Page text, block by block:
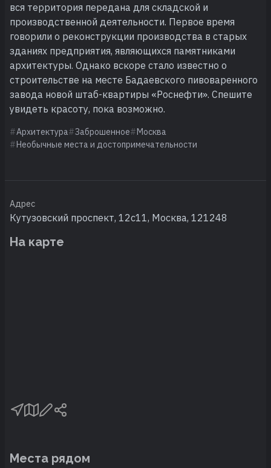
вся территория передана для складской и
производственной деятельности. Первое время
говорили о реконструкции производства в старых
зданиях предприятия, являющихся памятниками
архитектуры. Однако вскоре стало известно о
строительстве на месте Бадаевского пивоваренного
завода новой штаб-квартиры «Роснефти». Спешите
увидеть красоту, пока возможно.
Архитектура Заброшенное
Москва
Необычные места и достопримечательности
Адрес
Кутузовский проспект, 12с11, Москва, 121248
На карте
Места рядом